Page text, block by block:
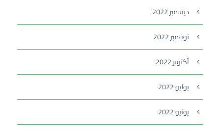
ديسمبر 2022
نوفمبر 2022
أكتوبر 2022
يوليو 2022
يونيو 2022